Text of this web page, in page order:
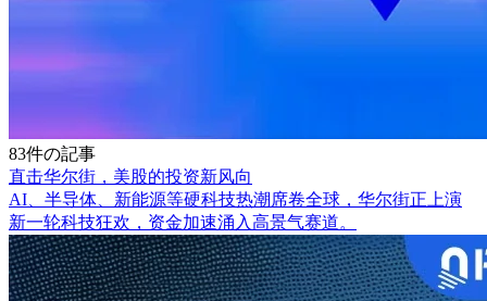
83件の記事
直击华尔街，美股的投资新风向
AI、半导体、新能源等硬科技热潮席卷全球，华尔街正上演
新一轮科技狂欢，资金加速涌入高景气赛道。